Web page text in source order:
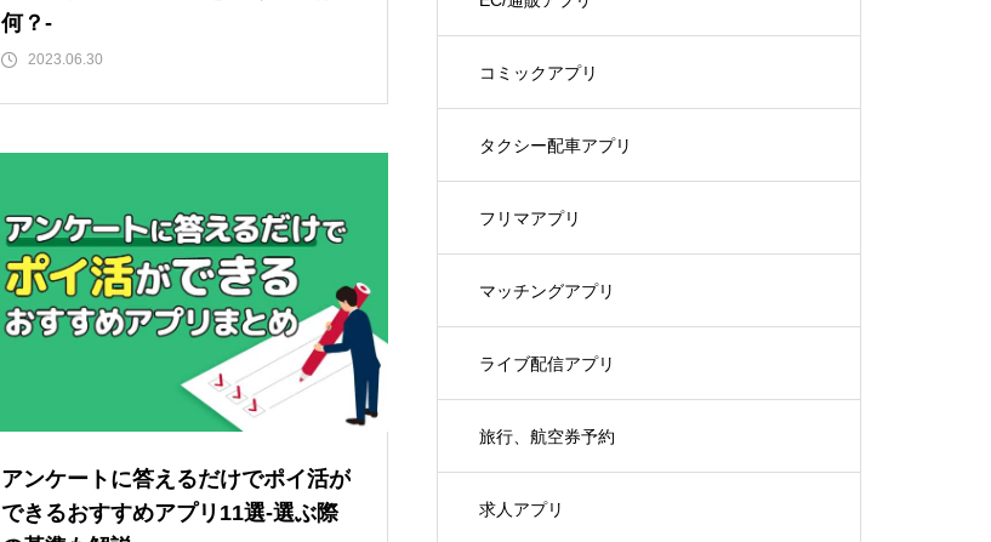
何？-
2023.06.30
アンケートに答えるだけでポイ活が
できるおすすめアプリ11選-選ぶ際
コミックアプリ
タクシー配車アプリ
フリマアプリ
マッチングアプリ
ライブ配信アプリ
旅行、航空券予約
求人アプリ